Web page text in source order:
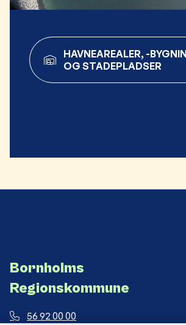
HAVNEAREALER, -
OG STADEPLADSER
Bornholms
Regionskommune
56 92 00 00